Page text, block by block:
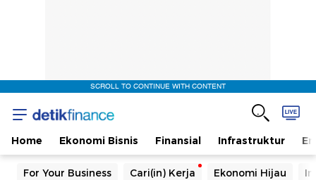
SCROLL TO CONTINUE WITH CONTENT
Home Ekonomi Bisnis Finansial Infrastruktur
For Your Business Cari(in) Kerja Ekonomi Hijau